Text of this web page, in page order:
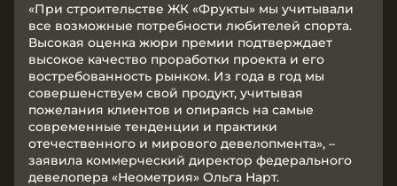
«При строительстве ЖК «Фрукты» мы учитывали
все возможные потребности любителей спорта.
Высокая оценка жюри премии подтверждает
высокое качество проработки проекта и его
востребованность рынком. Из года в год мы
совершенствуем свой продукт, учитывая
пожелания клиентов и опираясь на самые
современные тенденции и практики
отечественного и мирового девелопмента», –
заявила коммерческий директор федерального
девелопера «Неометрия» Ольга Нарт.